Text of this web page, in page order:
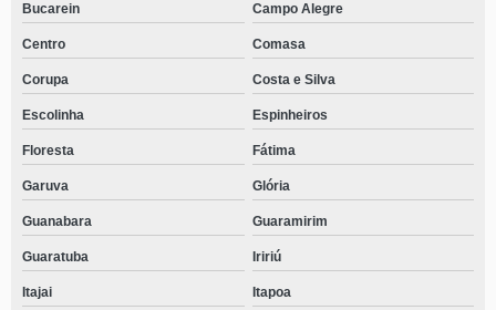
Bucarein Campo Alegre
Centro Comasa
Corupa Costa e Silva
Escolinha Espinheiros
Floresta Fátima
Garuva Glória
Guanabara Guaramirim
Guaratuba Iririú
Itajai Itapoa